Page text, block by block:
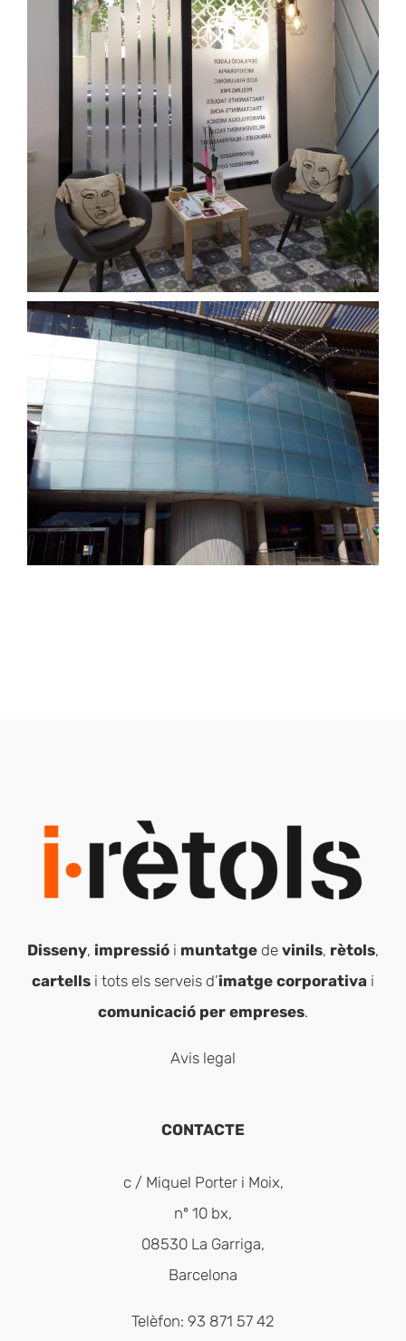
Disseny, impressió i muntatge de vinils, rètols,
cartells i tots els serveis d’imatge corporativa i
comunicació per empreses.
Avis legal
CONTACTE
c / Miquel Porter i Moix,
nº 10 bx,
08530 La Garriga,
Barcelona
Telèfon: 93 871 57 42